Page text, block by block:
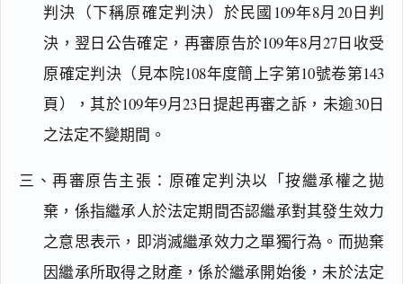
判決（下稱原確定判決）於民國109年8月20日判
決，翌日公告確定，再審原告於109年8月27日收受
原確定判決（見本院108年度簡上字第10號卷第143
頁），其於109年9月23日提起再審之訴，未逾30日
之法定不變期間。
三、再審原告主張：原確定判決以「按繼承權之拋
棄，係指繼承人於法定期間否認繼承對其發生效力
之意思表示，即消滅繼承效力之單獨行為。而拋棄
因繼承所取得之財產，係於繼承開始後，未於法定